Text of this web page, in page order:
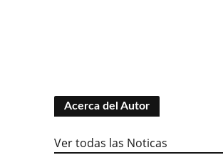
Acerca del Autor
Ver todas las Noticas